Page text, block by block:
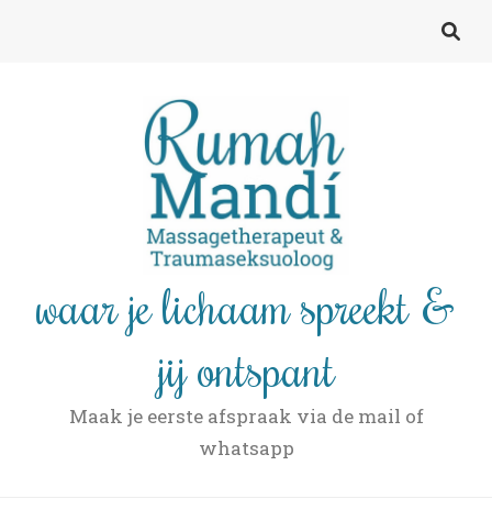
waar je lichaam spreekt &
jij ontspant
Maak je eerste afspraak via de mail of
whatsapp